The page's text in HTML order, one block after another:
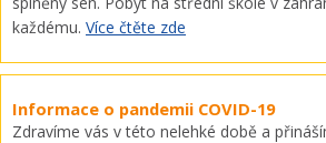
každému. Více čtěte zde
Informace o pandemii COVID-19
Zdravíme vás v této nelehké době a